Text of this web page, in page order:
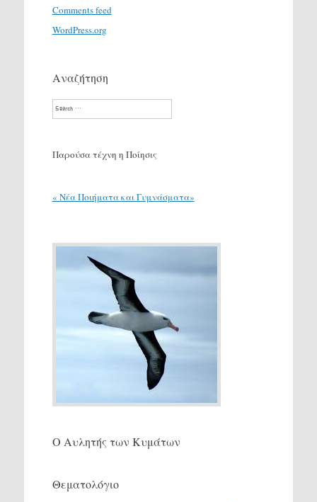
Comments feed
WordPress.org
Αναζήτηση
Search
Παρούσα τέχνη η Ποίησις
« Νέα Ποιήματα και Γυμνάσματα»
Ο Αυλητής των Κυμάτων
Θεματολόγιο